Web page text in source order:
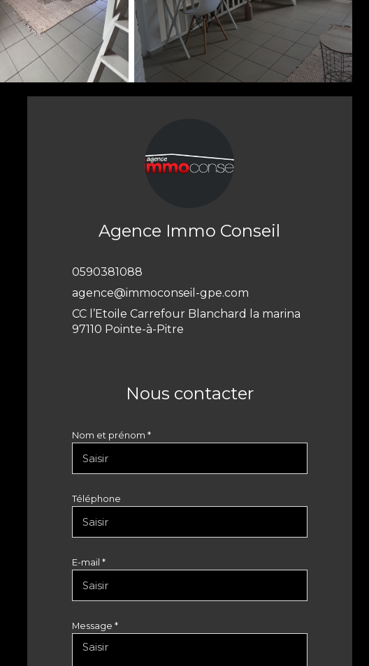
Agence Immo Conseil
0590381088
agence@immoconseil-gpe.com
CC l’Etoile Carrefour Blanchard la marina
97110 Pointe-à-Pitre
Nous contacter
Nom et prénom *
Téléphone
E-mail *
Message *